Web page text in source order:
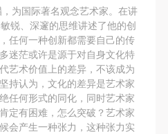
为国际著名观念艺术家。在讲
锐、深邃的思维讲述了他的创
任何一种创新都需要自己的传
迷茫或许是源于对自身文化特
艺术价值上的差异，不该成为
持认为，文化的差异是艺术家
任何形式的同化，同时艺术家
定有困难，怎么突破？艺术家
会产生一种张力，这种张力实
互联网上传播，同意按相
。
全免责协议书
加与退出、风险与责任自
参加者应有必要的风险意
互联网上传播，同意按相
。
全免责协议书
加与退出、风险与责任自
参加者应有必要的风险意
互联网上传播，同意按相
。
全免责协议书
加与退出、风险与责任自
参加者应有必要的风险意
录 帐号密码登录
发送验证码
作为您的登录账号